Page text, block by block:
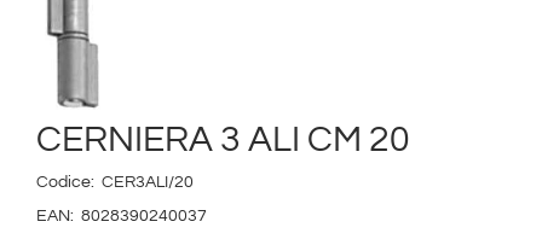
CERNIERA 3 ALI CM 20
Codice: CER3ALI/20
EAN: 8028390240037